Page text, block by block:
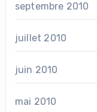
septembre 2010
juillet 2010
juin 2010
mai 2010